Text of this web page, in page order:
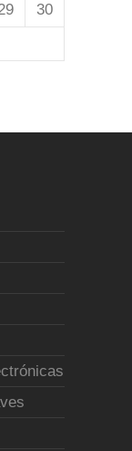
30